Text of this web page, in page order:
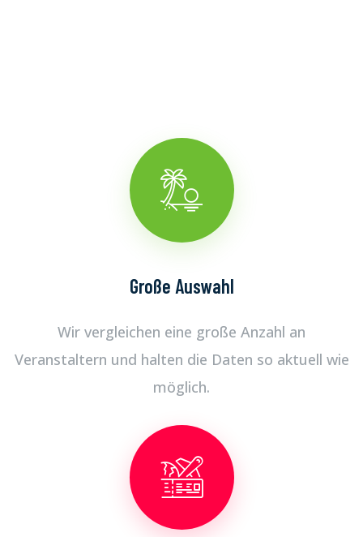
Große Auswahl
Wir vergleichen eine große Anzahl an
Veranstaltern und halten die Daten so aktuell wie
möglich.